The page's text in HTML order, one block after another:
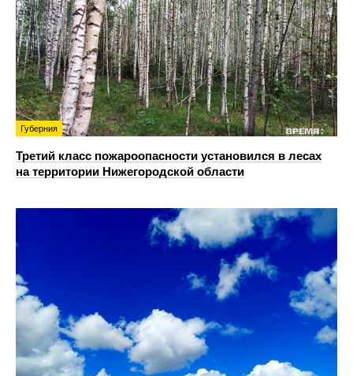
Губерния
Третий класс пожароопасности установился в лесах
на территории Нижегородской области